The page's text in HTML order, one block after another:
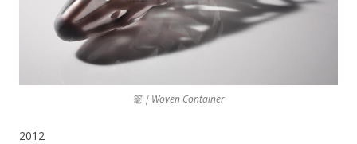
篭｜Woven Container
2012